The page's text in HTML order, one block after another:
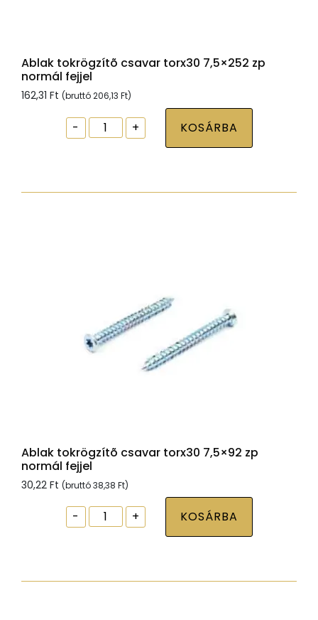
Ablak tokrögzítõ csavar torx30 7,5×252 zp
normál fejjel
162,31 Ft (bruttó206,13 Ft)
-
Ablak
tokrögzítõ
7,5x252
+ KOSÁRBA
Ablak tokrögzítõ csavar torx30 7,5×92 zp
normál fejjel
30,22 Ft (bruttó38,38 Ft)
-
Ablak
tokrögzítõ
7,5x92
+ KOSÁRBA